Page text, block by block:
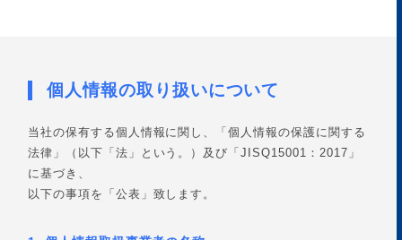
個人情報の取り扱いについて
当社の保有する個人情報に関し、「個人情報の保護に関する
法律」（以下「法」という。）及び「JISQ15001：2017」
に基づき、
以下の事項を「公表」致します。